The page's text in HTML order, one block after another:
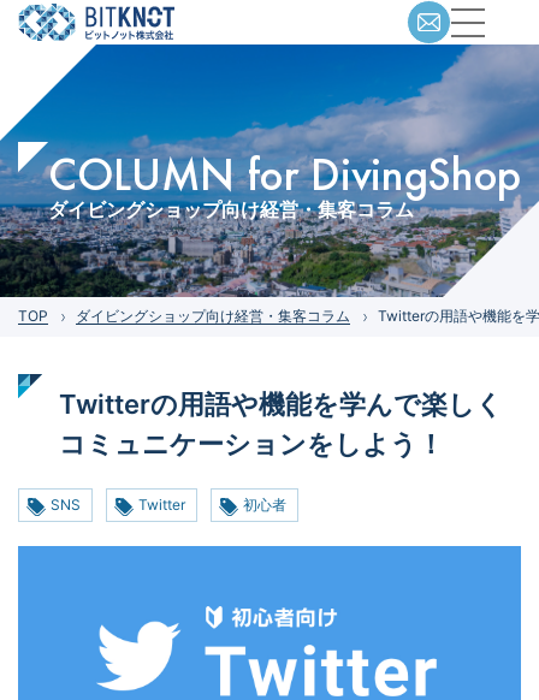
COLUMN for DivingShop
ダイビングショップ向け経営・集客コラム
TOP ダイビングショップ向け経営・集客コラム Twitterの用語や機能を
Twitterの用語や機能を学んで楽しく
コミュニケーションをしよう！
SNS Twitter 初心者